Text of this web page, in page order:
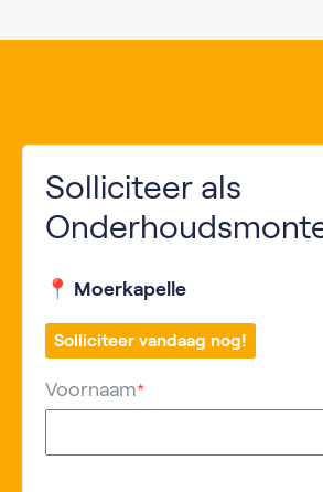
Solliciteer als
📍 Moerkapelle
Solliciteer vandaag nog!
Voornaam*